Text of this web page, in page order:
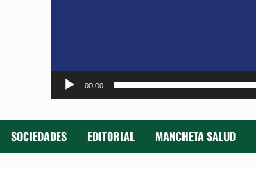
00:00
SOCIEDADES EDITORIAL MANCHETA SALUD